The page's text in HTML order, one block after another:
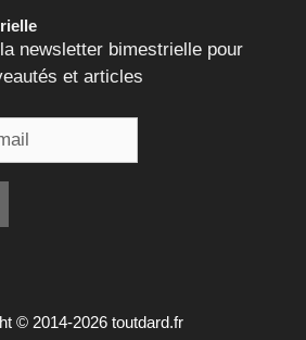
newsletter bimestrielle pour
et articles
© 2014-2026 toutdard.fr